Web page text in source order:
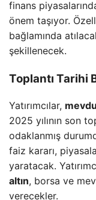
finans
önem taşıyor.
bağlamında
şekillenecek.
Toplantı Tarihi
Yatırımcılar,
2025 yılının son
odaklanmış
faiz kararı,
yaratacak.
altın, borsa ve
verecekler.